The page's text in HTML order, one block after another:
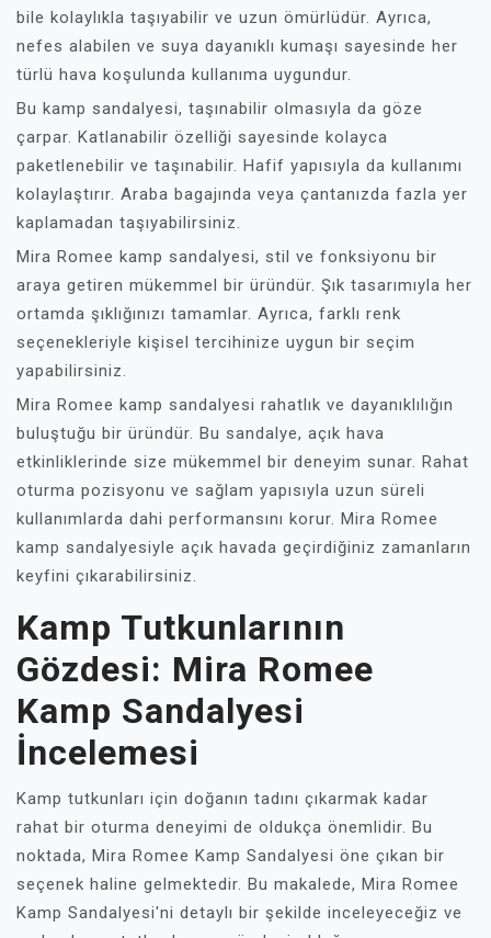
bile kolaylıkla taşıyabilir ve uzun ömürlüdür. Ayrıca,
nefes alabilen ve suya dayanıklı kumaşı sayesinde her
türlü hava koşulunda kullanıma uygundur.
Bu kamp sandalyesi, taşınabilir olmasıyla da göze
çarpar. Katlanabilir özelliği sayesinde kolayca
paketlenebilir ve taşınabilir. Hafif yapısıyla da kullanımı
kolaylaştırır. Araba bagajında veya çantanızda fazla yer
kaplamadan taşıyabilirsiniz.
Mira Romee kamp sandalyesi, stil ve fonksiyonu bir
araya getiren mükemmel bir üründür. Şık tasarımıyla her
ortamda şıklığınızı tamamlar. Ayrıca, farklı renk
seçenekleriyle kişisel tercihinize uygun bir seçim
yapabilirsiniz.
Mira Romee kamp sandalyesi rahatlık ve dayanıklılığın
buluştuğu bir üründür. Bu sandalye, açık hava
etkinliklerinde size mükemmel bir deneyim sunar. Rahat
oturma pozisyonu ve sağlam yapısıyla uzun süreli
kullanımlarda dahi performansını korur. Mira Romee
kamp sandalyesiyle açık havada geçirdiğiniz zamanların
keyfini çıkarabilirsiniz.
Kamp Tutkunlarının
Gözdesi: Mira Romee
Kamp Sandalyesi
İncelemesi
Kamp tutkunları için doğanın tadını çıkarmak kadar
rahat bir oturma deneyimi de oldukça önemlidir. Bu
noktada, Mira Romee Kamp Sandalyesi öne çıkan bir
seçenek haline gelmektedir. Bu makalede, Mira Romee
Kamp Sandalyesi'ni detaylı bir şekilde inceleyeceğiz ve